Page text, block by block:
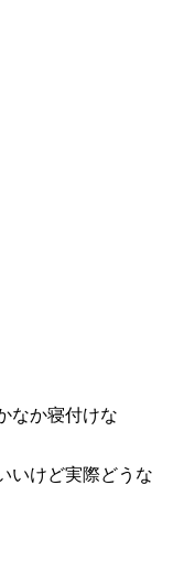
なか寝付けな
いけど実際どうな